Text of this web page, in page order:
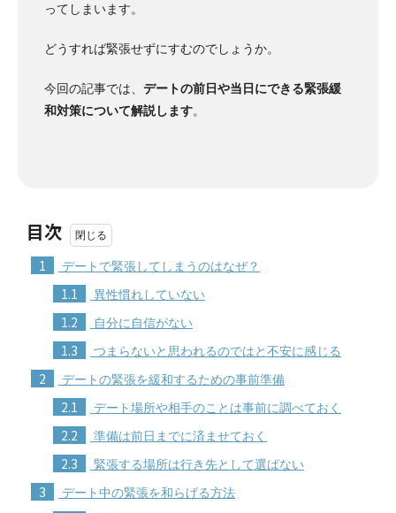
ってしまいます。
どうすれば緊張せずにすむのでしょうか。
今回の記事では、 デートの前日や当日にできる緊張緩
和対策について解説します。
目次
1 デートで緊張してしまうのはなぜ？
1.1 異性慣れしていない
1.2 自分に自信がない
1.3 つまらないと思われるのではと不安に感じる
2 デートの緊張を緩和するための事前準備
2.1 デート場所や相手のことは事前に調べておく
2.2 準備は前日までに済ませておく
2.3 緊張する場所は行き先として選ばない
3 デート中の緊張を和らげる方法